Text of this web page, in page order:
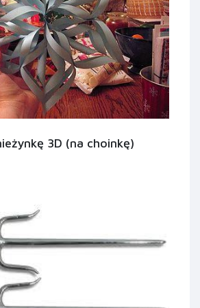
3D (na choinkę)